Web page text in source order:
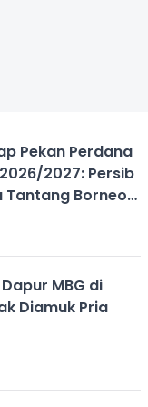
Pekan Perdana
2027: Persib
Tantang Borneo
MBG di
Diamuk Pria